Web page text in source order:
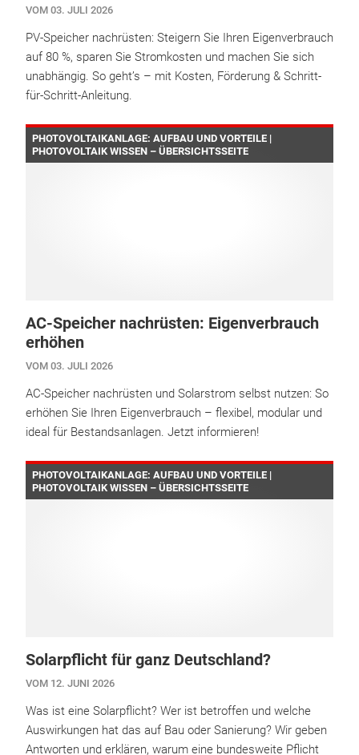
VOM 03. JULI 2026
PV-Speicher nachrüsten: Steigern Sie Ihren Eigenverbrauch
auf 80 %, sparen Sie Stromkosten und machen Sie sich
unabhängig. So geht’s – mit Kosten, Förderung & Schritt-
für-Schritt-Anleitung.
PHOTOVOLTAIKANLAGE: AUFBAU UND VORTEILE |
PHOTOVOLTAIK WISSEN – ÜBERSICHTSSEITE
AC-Speicher nachrüsten: Eigenverbrauch
erhöhen
VOM 03. JULI 2026
AC-Speicher nachrüsten und Solarstrom selbst nutzen: So
erhöhen Sie Ihren Eigenverbrauch – flexibel, modular und
ideal für Bestandsanlagen. Jetzt informieren!
PHOTOVOLTAIKANLAGE: AUFBAU UND VORTEILE |
PHOTOVOLTAIK WISSEN – ÜBERSICHTSSEITE
Solarpflicht für ganz Deutschland?
VOM 12. JUNI 2026
Was ist eine Solarpflicht? Wer ist betroffen und welche
Auswirkungen hat das auf Bau oder Sanierung? Wir geben
Antworten und erklären, warum eine bundesweite Pflicht